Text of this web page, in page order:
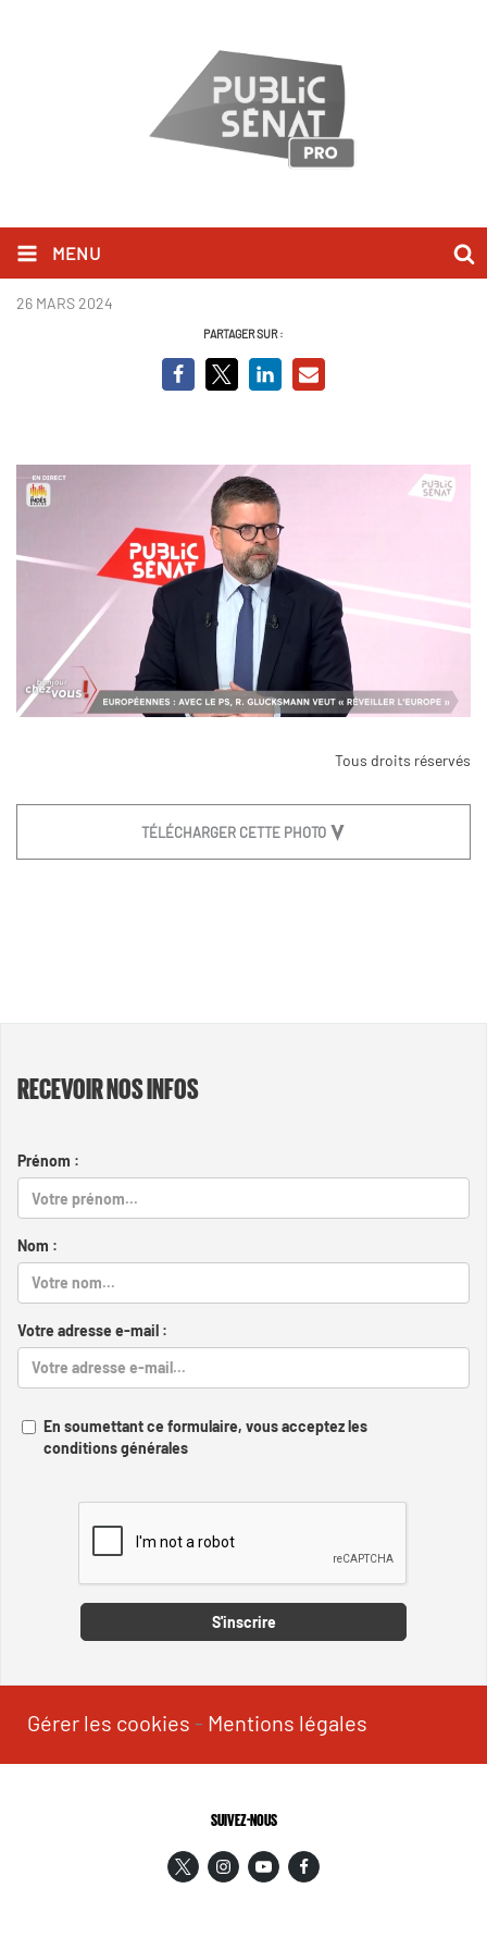
MENU
Luc Carvounas.png
26 MARS 2024
PARTAGER SUR :
Tous droits réservés
TÉLÉCHARGER CETTE PHOTO
RECEVOIR NOS INFOS
Prénom :
Nom :
Votre adresse e-mail :
En soumettant ce formulaire, vous acceptez les
conditions générales
S'inscrire
Gérer les cookies - Mentions légales
SUIVEZ-NOUS